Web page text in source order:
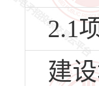
2.1
建